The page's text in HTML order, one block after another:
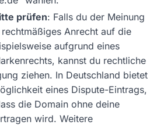
prüfen: Falls du der Meinung
Anrecht auf die
aufgrund eines
kannst du rechtliche
ziehen. In Deutschland bietet
eines Dispute-Eintrags,
die Domain ohne deine
wird. Weitere